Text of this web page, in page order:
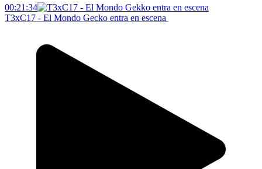
00:21:34
T3xC17 - El Mondo Gecko entra en escena